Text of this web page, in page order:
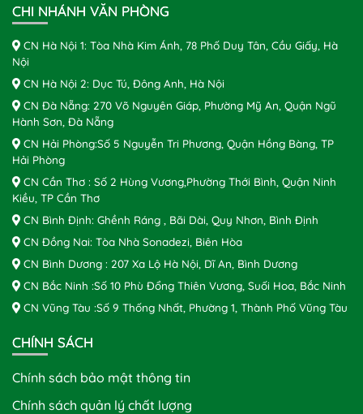
CHI NHÁNH VĂN PHÒNG
CN Hà Nội 1: Tòa Nhà Kim Ánh, 78 Phố Duy Tân, Cầu Giấy, Hà
Nội
CN Hà Nội 2: Dục Tú, Đông Anh, Hà Nội
CN Đà Nẵng: 270 Võ Nguyên Giáp, Phường Mỹ An, Quận Ngũ
Hành Sơn, Đà Nẵng
CN Hải Phòng:Số 5 Nguyễn Tri Phương, Quận Hồng Bàng, TP
Hải Phòng
CN Cần Thơ : Số 2 Hùng Vương,Phường Thới Bình, Quận Ninh
Kiều, TP Cần Thơ
CN Bình Định: Ghềnh Ráng , Bãi Dài, Quy Nhơn, Bình Định
CN Đồng Nai: Tòa Nhà Sonadezi, Biên Hòa
CN Bình Dương : 207 Xa Lộ Hà Nội, Dĩ An, Bình Dương
CN Bắc Ninh :Số 10 Phù Đổng Thiên Vương, Suối Hoa, Bắc Ninh
CN Vũng Tàu :Số 9 Thống Nhất, Phường 1, Thành Phố Vũng Tàu
CHÍNH SÁCH
Chính sách bảo mật thông tin
Chính sách quản lý chất lượng